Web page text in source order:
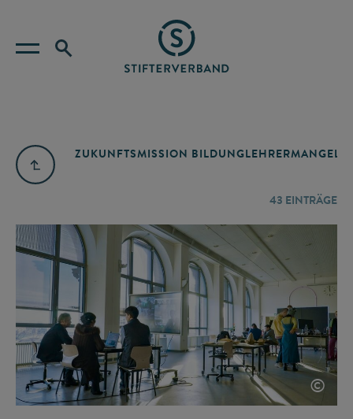
ZUKUNFTSMISSION BILDUNGLEHRERMANGEL
43 EINTRÄGE
©